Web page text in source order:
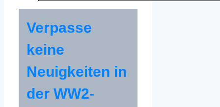
Verpasse
keine
Neuigkeiten in
der WW2-